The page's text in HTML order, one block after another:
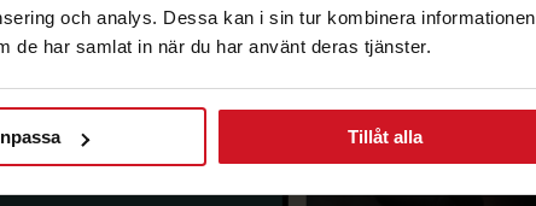
och analys. Dessa kan i sin tur kombinera informationen
de har samlat in när du har använt deras tjänster.
Tillåt alla